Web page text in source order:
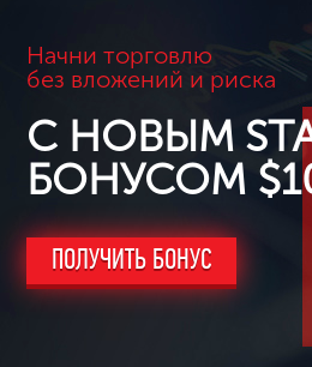
Начни торговлю
без вложений и риска
С НОВЫМ
БОНУСОМ
ПОЛУЧИТЬ БОНУС
торгуется возле